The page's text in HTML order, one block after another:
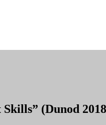
(Dunod